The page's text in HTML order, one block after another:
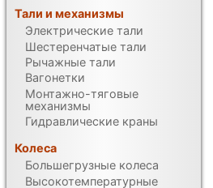
Тали и механизмы
Электрические тали
Шестеренчатые тали
Рычажные тали
Вагонетки
Монтажно-тяговые
механизмы
Гидравлические краны
Колеса
Большегрузные колеса
Высокотемпературные